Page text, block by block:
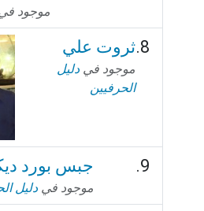
موجود
ثروت علي
موجود في دليل
الحرفيين
جبس بورد
موجود في دليل